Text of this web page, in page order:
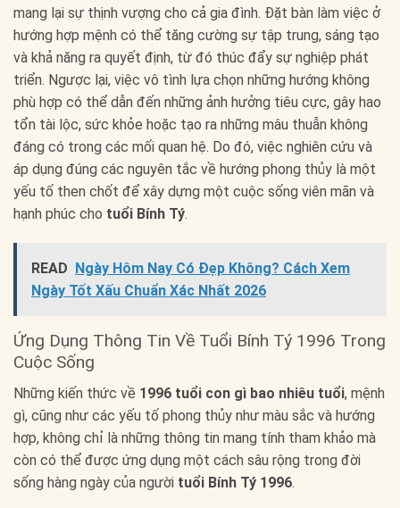
mang lại sự thịnh vượng cho cả gia đình. Đặt bàn làm việc ở
hướng hợp mệnh có thể tăng cường sự tập trung, sáng tạo
và khả năng ra quyết định, từ đó thúc đẩy sự nghiệp phát
triển. Ngược lại, việc vô tình lựa chọn những hướng không
phù hợp có thể dẫn đến những ảnh hưởng tiêu cực, gây hao
tổn tài lộc, sức khỏe hoặc tạo ra những mâu thuẫn không
đáng có trong các mối quan hệ. Do đó, việc nghiên cứu và
áp dụng đúng các nguyên tắc về hướng phong thủy là một
yếu tố then chốt để xây dựng một cuộc sống viên mãn và
hạnh phúc cho tuổi Bính Tý.
READ
Ngày Hôm Nay Có Đẹp Không? Cách Xem
Ngày Tốt Xấu Chuẩn Xác Nhất 2026
Ứng Dụng Thông Tin Về Tuổi Bính Tý 1996 Trong
Cuộc Sống
Những kiến thức về 1996 tuổi con gì bao nhiêu tuổi, mệnh
gì, cũng như các yếu tố phong thủy như màu sắc và hướng
hợp, không chỉ là những thông tin mang tính tham khảo mà
còn có thể được ứng dụng một cách sâu rộng trong đời
sống hàng ngày của người tuổi Bính Tý 1996.